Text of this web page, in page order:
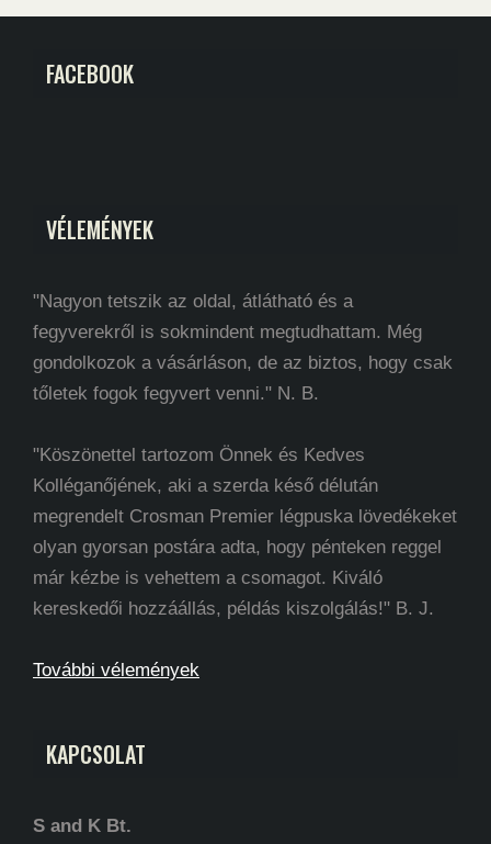
FACEBOOK
VÉLEMÉNYEK
"Nagyon tetszik az oldal, átlátható és a
fegyverekről is sokmindent megtudhattam. Még
gondolkozok a vásárláson, de az biztos, hogy csak
tőletek fogok fegyvert venni." N. B.
"Köszönettel tartozom Önnek és Kedves
Kolléganőjének, aki a szerda késő délután
megrendelt Crosman Premier légpuska lövedékeket
olyan gyorsan postára adta, hogy pénteken reggel
már kézbe is vehettem a csomagot. Kiváló
kereskedői hozzáállás, példás kiszolgálás!" B. J.
További vélemények
KAPCSOLAT
S and K Bt.